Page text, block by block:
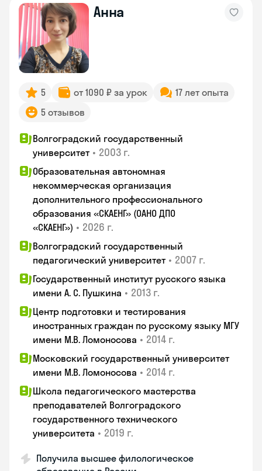
Анна
5 от 1090 ₽ за урок
17 лет опыта
5 отзывов
Волгоградский государственный
университет • 2003 г.
Образовательная автономная
некоммерческая организация
дополнительного профессионального
образования «СКАЕНГ» (ОАНО ДПО
«СКАЕНГ») • 2026 г.
Волгоградский государственный
педагогический университет • 2007 г.
Государственный институт русского языка
имени А. С. Пушкина • 2013 г.
Центр подготовки и тестирования
иностранных граждан по русскому языку МГУ
имени М.В. Ломоносова • 2014 г.
Московский государственный университет
имени М.В. Ломоносова • 2014 г.
Школа педагогического мастерства
преподавателей Волгоградского
государственного технического
университета • 2019 г.
Получила высшее филологическое